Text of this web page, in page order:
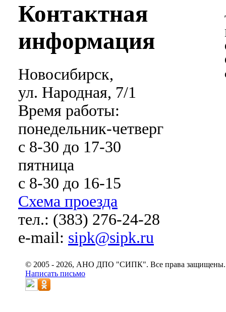
Контактная
информация
Новосибирск,
ул. Народная, 7/1
Время работы:
понедельник-четверг
с 8-30 до 17-30
пятница
с 8-30 до 16-15
Схема проезда
тел.: (383) 276-24-28
e-mail: sipk@sipk.ru
© 2005 - 2026, АНО ДПО "СИПК". Все права защищены.
Написать письмо